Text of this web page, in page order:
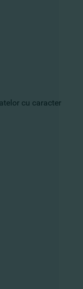
cu caracter